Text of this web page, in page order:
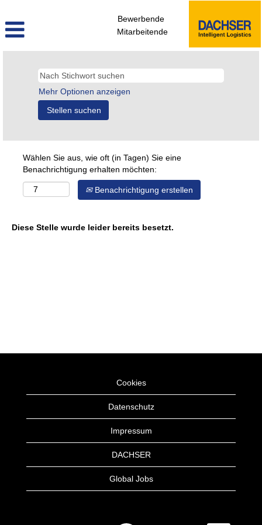
Bewerbende
Mitarbeitende
Mehr Optionen anzeigen
Wählen Sie aus, wie oft (in Tagen) Sie eine
Benachrichtigung erhalten möchten:
Benachrichtigung erstellen
Diese Stelle wurde leider bereits besetzt.
Cookies
Datenschutz
Impressum
DACHSER
Global Jobs